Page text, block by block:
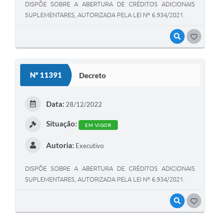
VISUALIZAR
DISPÕE SOBRE A ABERTURA DE CRÉDITOS ADICIONAIS
SUPLEMENTARES, AUTORIZADA PELA LEI Nº 6.934/2021.
Nº 11391 Decreto
VISUALIZAR
Data: 28/12/2022
Situação: EM VIGOR
Autoria: Executivo
DISPÕE SOBRE A ABERTURA DE CRÉDITOS ADICIONAIS
SUPLEMENTARES, AUTORIZADA PELA LEI Nº 6.934/2021.